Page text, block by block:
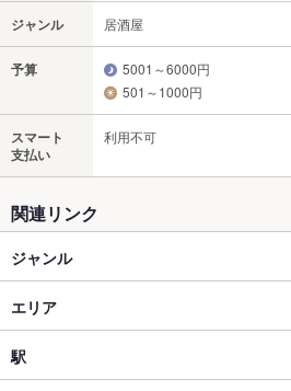
ジャンル 居酒屋
予算
5001～6000円
501～1000円
スマート
支払い
利用不可
関連リンク
ジャンル
居酒屋
洋・和洋・各国料理・その他
エリア
光の森・武蔵ヶ丘・清水・大津
駅